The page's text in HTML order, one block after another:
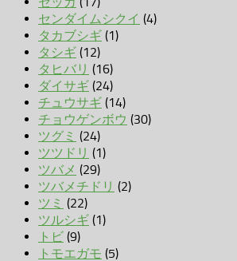
センダイムシクイ (4)
タカブシギ (1)
タシギ (12)
タヒバリ (16)
ダイサギ (24)
チュウサギ (14)
チョウゲンボウ (30)
ツグミ (24)
ツツドリ (1)
ツバメ (29)
ツバメチドリ (2)
ツミ (22)
ツルシギ (1)
トビ (9)
トモエガモ (5)